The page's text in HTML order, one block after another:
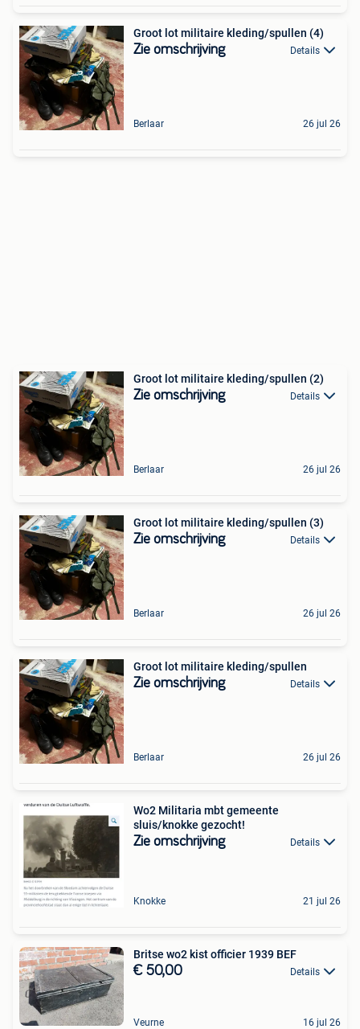
Groot lot militaire kleding/spullen (4)
Zie omschrijving Details
Berlaar 26 jul 26
Groot lot militaire kleding/spullen (2)
Zie omschrijving Details
Berlaar 26 jul 26
Groot lot militaire kleding/spullen (3)
Zie omschrijving Details
Berlaar 26 jul 26
Groot lot militaire kleding/spullen
Zie omschrijving Details
Berlaar 26 jul 26
Wo2 Militaria mbt gemeente
sluis/knokke gezocht!
Zie omschrijving Details
Knokke 21 jul 26
Britse wo2 kist officier 1939 BEF
€ 50,00 Details
Veurne 16 jul 26